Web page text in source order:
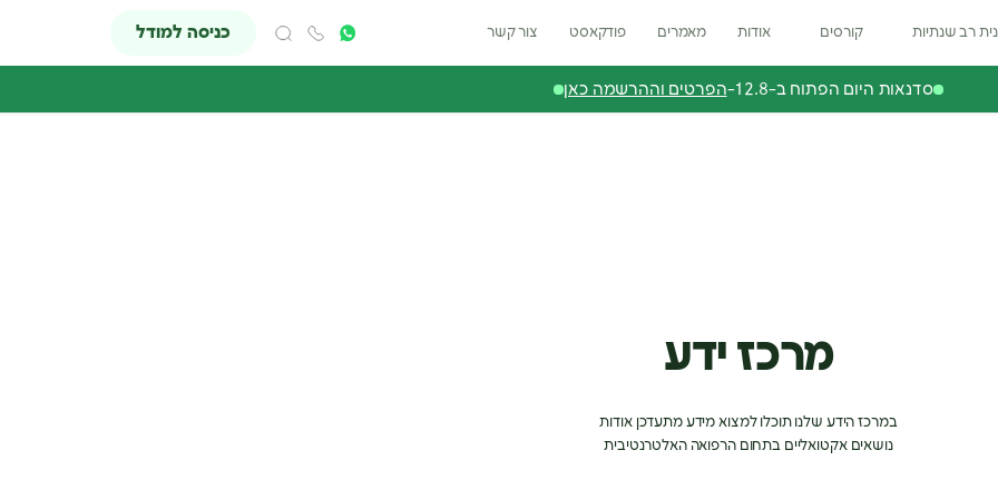
רב שנתיות קורסים אודות מאמרים פודקאסט צור קשר כניסה למודל
סדנאות היום הפתוח ב-12.8- הפרטים וההרשמה כאן
מרכז ידע
במרכז הידע שלנו תוכלו למצוא מידע מתעדכן אודות
נושאים אקטואליים בתחום הרפואה האלטרנטיבית